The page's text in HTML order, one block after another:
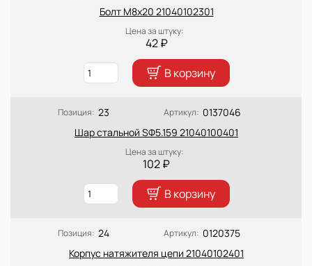
Болт М8х20 21040102301
Цена за штуку:
42 ₽
В корзину
Позиция: 23 Артикул: 0137046
Шар стальной SФ5.159 21040100401
Цена за штуку:
102 ₽
В корзину
Позиция: 24 Артикул: 0120375
Корпус натяжителя цепи 21040102401